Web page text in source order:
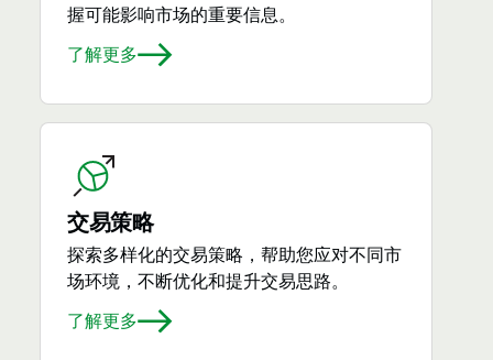
握可能影响市场的重要信息。
了解更多
交易策略
探索多样化的交易策略，帮助您应对不同市
场环境，不断优化和提升交易思路。
了解更多